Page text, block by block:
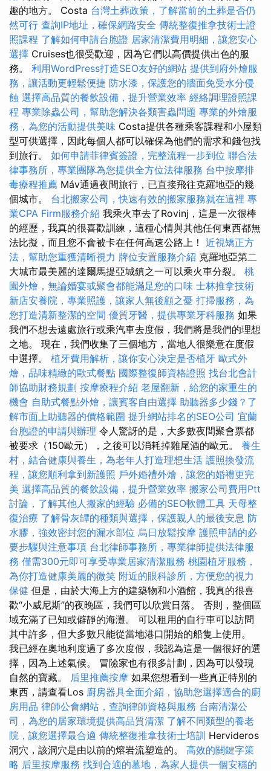
趣的地方。 Costa 台灣土葬政策，了解當前的土葬是否仍
然可行 查詢IP地址，確保網路安全 傳統整復推拿技術士證
照課程 了解如何申請台胞證 居家清潔費用明細，讓您安心
選擇 Cruises也很受歡迎，因為它們以高價提供出色的服
務。 利用WordPress打造SEO友好的網站 提供到府外燴服
務，讓活動更輕鬆便捷 防水漆，保護您的牆面免受水分侵
蝕 選擇高品質的餐飲設備，提升營業效率 經絡調理證照課
程 專業除蟲公司，幫助您解決各類害蟲問題 專業的外燴服
務，為您的活動提供美味 Costa提供各種乘客課程和小屋類
型可供選擇，因此每個人都可以確保為他們的需求和錢包找
到旅行。 如何申請菲律賓簽證，完整流程一步到位 聯合法
律事務所，專業團隊為您提供全方位法律服務 台中按摩排
毒療程推薦 Máv通過夜間旅行，已直接飛往克羅地亞的幾
個城市。 台北搬家公司，快速有效的搬家服務就在這裡 專
業CPA Firm服務介紹 我乘火車去了Rovinj，這是一次很棒
的經歷，我真的很喜歡訓練，這種心情與其他任何東西都無
法比擬，而且您不會被卡在任何高速公路上！ 近視矯正方
法，幫助您重獲清晰視力 牌位安置服務介紹 克羅地亞第二
大城市最美麗的達爾馬提亞城鎮之一可以乘火車分裂。 桃
園外燴，無論婚宴或聚會都能滿足您的口味 士林推拿技術
新店安養院，專業照護，讓家人無後顧之憂 打掃服務，為
您打造清新整潔的空間 優質牙醫，提供專業牙科服務 如果
我們不想去遠處旅行或乘汽車去度假，我們將是我們的理想
之地。 現在，我們收集了三個地方，當地人很樂意在度假
中選擇。 植牙費用解析，讓你安心決定是否植牙 歐式外
燴，品味精緻的歐式餐點 國際整復師資格證照 找台北會計
師協助財務規劃 按摩療程介紹 老屋翻新，給您的家重生的
機會 自助式餐點外燴，讓賓客自由選擇 助聽器多少錢？了
解市面上助聽器的價格範圍 提升網站排名的SEO公司 宜蘭
台胞證的申請與辦理 令人驚訝的是，大多數夜間聚會票都
被要求（150歐元），之後可以消耗掉雞尾酒的歐元。 養生
村，結合健康與養生，為老年人打造理想生活 護照換發流
程，讓您順利拿到新護照 戶外婚禮外燴，讓您的婚禮更完
美 選擇高品質的餐飲設備，提升營業效率 搬家公司費用Ptt
討論，了解其他人搬家的經驗 必備的SEO軟體工具 天母整
復治療 了解骨灰罈的種類與選擇，保護親人的最後安息 防
水膠，強效密封您的漏水部位 烏日放鬆按摩 護照申請的必
要步驟與注意事項 台北律師事務所，專業律師提供法律服
務 僅需300元即可享受專業居家清潔服務 桃園植牙服務，
為你打造健康美麗的微笑 附近的眼科診所，方便您的視力
保健 但是，由於大海上方的建築物和小酒館，我真的很喜
歡“小威尼斯”的夜晚區，我們可以欣賞日落。 否則，整個區
域充滿了已知或僻靜的海灘。 可以租用的自行車可以訪問
其中許多，但大多數只能從當地港口開始的船隻上使用。
我已經在奧地利度過了多次度假，我認為這是一個很好的選
擇，因為上述氣候。 冒險家也有很多計劃，因為可以發現
自然的寶藏。 后里推薦按摩 如果您想看到一些真正特別的
東西，請查看Los 廚房器具全面介紹，協助您選擇適合的廚
房用品 律師公會網站，查詢律師資格與服務 台南清潔公
司，為您的居家環境提供高品質清潔 了解不同類型的養老
院，讓您選擇最合適 傳統整復推拿技術士培訓 Hervideros
洞穴，該洞穴是由以前的熔岩流塑造的。 高效的關鍵字策
略 后里按摩服務 找到合適的墓地，為家人提供一個安穩的